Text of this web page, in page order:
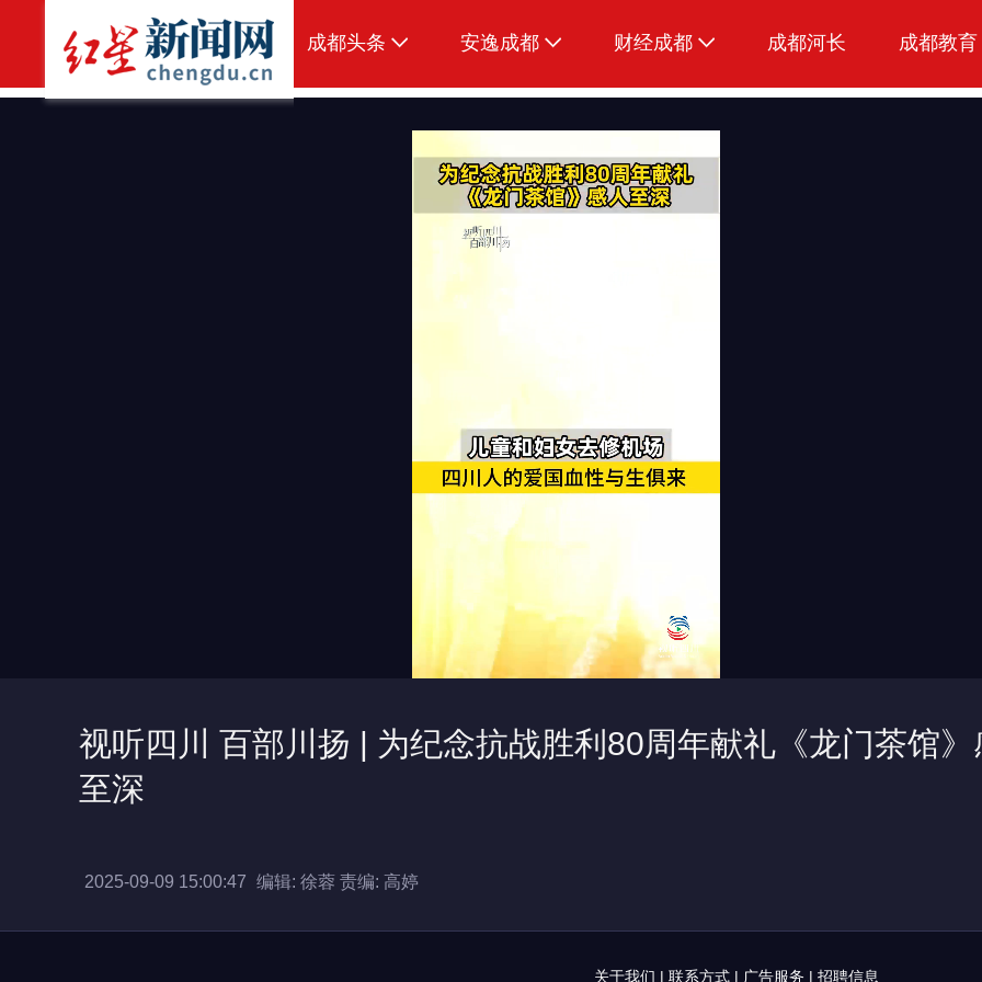
成都头条
原创
安逸成都
生活
美食
品荐成都
财经成都
招采成都
成都河长 成都教育
视听四川 百部川扬 | 为纪念抗战胜利80周年献礼《龙门茶馆》
至深
2025-09-09 15:00:47 编辑: 徐蓉 责编: 高婷
关于我们 | 联系方式 | 广告服务 | 招聘信息